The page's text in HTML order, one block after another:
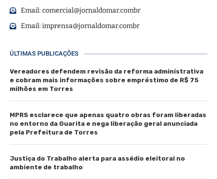
Email:comercial@jornaldomar.combr
Email:imprensa@jornaldomar.combr
ÚLTIMAS PUBLICAÇÕES
Vereadores defendem revisão da reforma administrativa
e cobram mais informações sobre empréstimo de R$ 75
milhões em Torres
MPRS esclarece que apenas quatro obras foram liberadas
no entorno da Guarita e nega liberação geral anunciada
pela Prefeitura de Torres
Justiça do Trabalho alerta para assédio eleitoral no
ambiente de trabalho